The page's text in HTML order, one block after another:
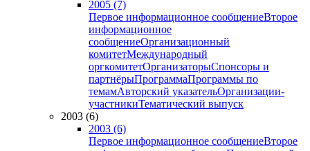
2005 (7)
Первое информационное сообщениеВторое
информационное
сообщениеОрганизационный
комитетМеждународный
оргкомитетОрганизаторыСпонсоры и
партнёрыПрограммаПрограммы по
темамАвторский указательОрганизации-
участникиТематический выпуск
2003 (6)
2003 (6)
Первое информационное сообщениеВторое